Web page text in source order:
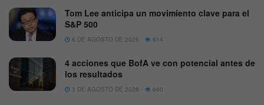
Tom Lee anticipa un movimiento clave para el
S&P 500
6 DE AGOSTO DE 2026 614
4 acciones que BofA ve con potencial antes de
los resultados
3 DE AGOSTO DE 2026 660